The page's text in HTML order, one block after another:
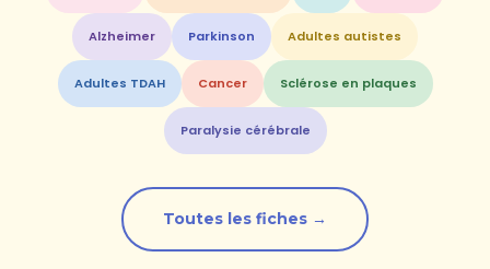
Alzheimer Parkinson Adultes autistes
Adultes TDAH Cancer Sclérose en plaques
Paralysie cérébrale
Toutes les fiches →